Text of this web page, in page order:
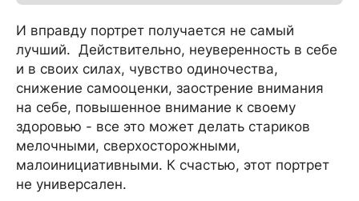
И вправду портрет получается не самый
лучший. Действительно, неуверенность в себе
и в своих силах, чувство одиночества,
снижение самооценки, заострение внимания
на себе, повышенное внимание к своему
здоровью - все это может делать стариков
мелочными, сверхосторожными,
малоинициативными. К счастью, этот портрет
не универсален.